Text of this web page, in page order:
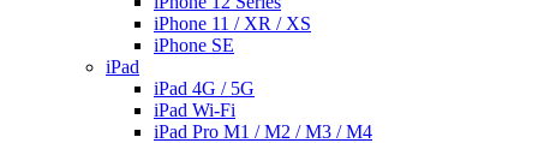
iPhone 11 / XR / XS
iPhone SE
iPad
iPad 4G / 5G
iPad Wi-Fi
iPad Pro M1 / M2 / M3 / M4